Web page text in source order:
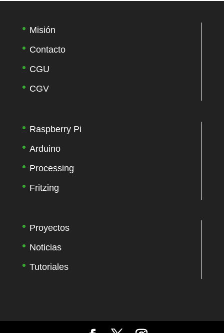
Misión
Contacto
CGU
CGV
Raspberry Pi
Arduino
Processing
Fritzing
Proyectos
Noticias
Tutoriales